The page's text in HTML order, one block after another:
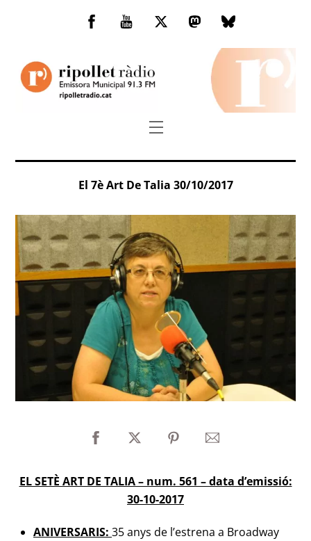
Facebook
You
TwitterMastodonBluesky
Menu
El 7è Art De Talia 30/10/2017
EL SETÈ ART DE TALIA – num. 561 – data d’emissió:
30-10-2017
ANIVERSARIS: 35 anys de l’estrena a Broadway